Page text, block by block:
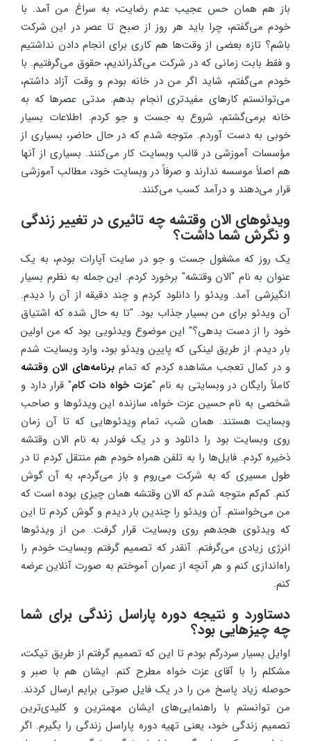
باز هم همان حس عجیب عدم‌ رضایت، به سراغ من آمد. با
خودم می‌گفتم، چرا باید هر روز از صبح تا عصر در این شرکت
باشم؟ تازه بعضی از وقت‌ها هم کاری برای انجام دادن نداشتیم
و فقط بابت زمانی که در شرکت می‌گذراندیم، حقوق می‌گرفتیم. با
خودم می‌گفتم، شاید اگر من در خانه بودم و وقت آزاد داشتم،
می‌توانستم کارهای مفیدتری انجام بدهم. مدتی عصرها که به
خانه برمی‌گشتم، شروع به جست و جو ‌کردم. اطلاعات بسیار
خوبی به دست آوردم. متوجه شدم که در حال حاضر، بسیاری از
مؤسسات آموزشی در قالب وبسایت کار می‌کنند. بسیاری از آنها
هم اصلاً موسسه ندارند و صرفاً در وبسایت خود، مطالب آموزشی
قرار می‌دهند و درآمد کسب می‌کنند.
ویدئوهای الان وقتشه چه تاثیری در تغییر زندگی
و نگرش شما داشت؟
یک روز که مشغول جست و جو در سایت آپارات بودم، به یک
عنوان به نام "الان وقتشه" برخورد کردم. این جمله به نظرم بسیار
انگیزشی آمد. ویدئو را دانلود کردم و چند دقیقه از آن را دیدم.
آن ویدئو برای من بسیار جذاب بود. "تا به حال شده که اشتیاق
خود را از دست بدهی؟" این موضوع ویدئویی بود که من اولین
بار دیدم. از طریق لینکی که پایین ویدئو بود، وارد وبسایت شدم
و در کمال تعجب مشاهده کردم که تمام برنامه‌های الان وقتشه
کاملاً رایگان در وبسایتی به نام "عزت خواه دات کام" قرار دارد و
شخصی به نام حسین عزت خواه، سازنده این ویدئوها و صاحب
وبسایت هستند. همان شب، تمام ویدئوهایی که تا آن زمان
روی وبسایت بود را دانلود و در یک فولدر به نام الان وقتشه
ذخیره کردم. فایل‌ها را به تلفن همراه خودم هم منتقل کردم تا در
طول مسیری که به شرکت می‌روم و باز می‌گردم، به آن گوش
کنم. کم‌کم متوجه شدم که الان وقتشه همان چیزی بوده است که
من می‌خواستم. آن ویدئو را چندین بار دیدم و گوش کردم تا این
که ویدئوی هجدهم روی وبسایت قرار گرفت. من از ویدئوها
انرژی زیادی می‌گرفتم. آنقدر که تصمیم گرفتم وبسایت خودم را
راه‌اندازی کنم و هر آنچه از عمران آموختم به صورت آنلاین عرضه
کنم.
دستاورد و نتیجه دوره پاراسل زندگی برای شما
چه چیزهایی بود؟
اوایل بسیار سردرگم بودم تا این که تصمیم گرفتم از طریق تیکت،
مشکلم را با آقای عزت خواه مطرح کنم. ایشان هم با صبر و
حوصله زیاد پاسخ من را در یک فایل صوتی برایم ارسال کردند.
من توانستم با راهنمایی‌های ایشان مهمترین و کلیدی‌ترین
تصمیم زندگی خود، یعنی تهیه دوره پاراسل زندگی را بگیرم. اگر